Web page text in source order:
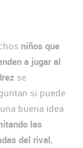
niños que
a jugar al
se
si puede
buena idea
las
del rival,